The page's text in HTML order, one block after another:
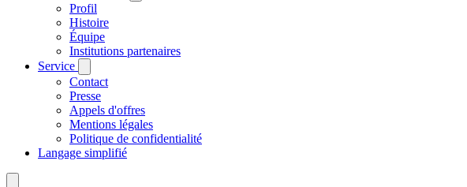
Profil
Histoire
Équipe
Institutions partenaires
Service
Contact
Presse
Appels d'offres
Mentions légales
Politique de confidentialité
Langage simplifié